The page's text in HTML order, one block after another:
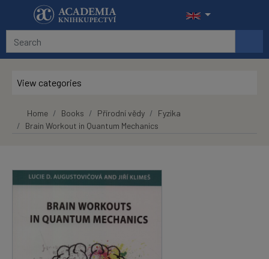
Skip to main content
View categories
Home Books Přírodní vědy
Fyzika
Brain Workout in Quantum Mechanics